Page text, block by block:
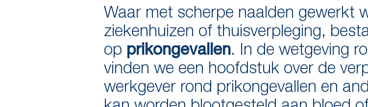
Waar met scherpe naalden gewerkt
ziekenhuizen of thuisverpleging,
op prikongevallen. In de wetgeving
vinden we een hoofdstuk over de
werkgever rond prikongevallen en